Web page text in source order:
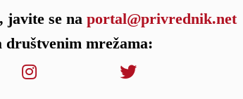
javite se naportal@privrednik.net
mrežama: